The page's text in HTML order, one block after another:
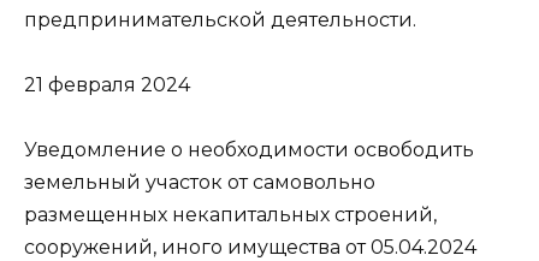
предпринимательской деятельности.
21 февраля 2024
Уведомление о необходимости освободить
земельный участок от самовольно
размещенных некапитальных строений,
сооружений, иного имущества от 05.04.2024